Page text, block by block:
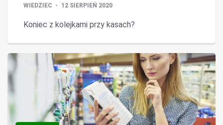
WIEDZIEC 12 SIERPIEŃ 2020
Koniec z kolejkami przy kasach?